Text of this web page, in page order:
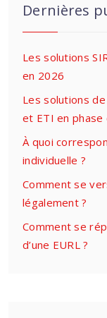
Dernières
Les solutions
en 2026
Les solutions
et ETI en phase
À quoi
individuelle ?
Comment se
légalement ?
Comment se
d’une EURL ?